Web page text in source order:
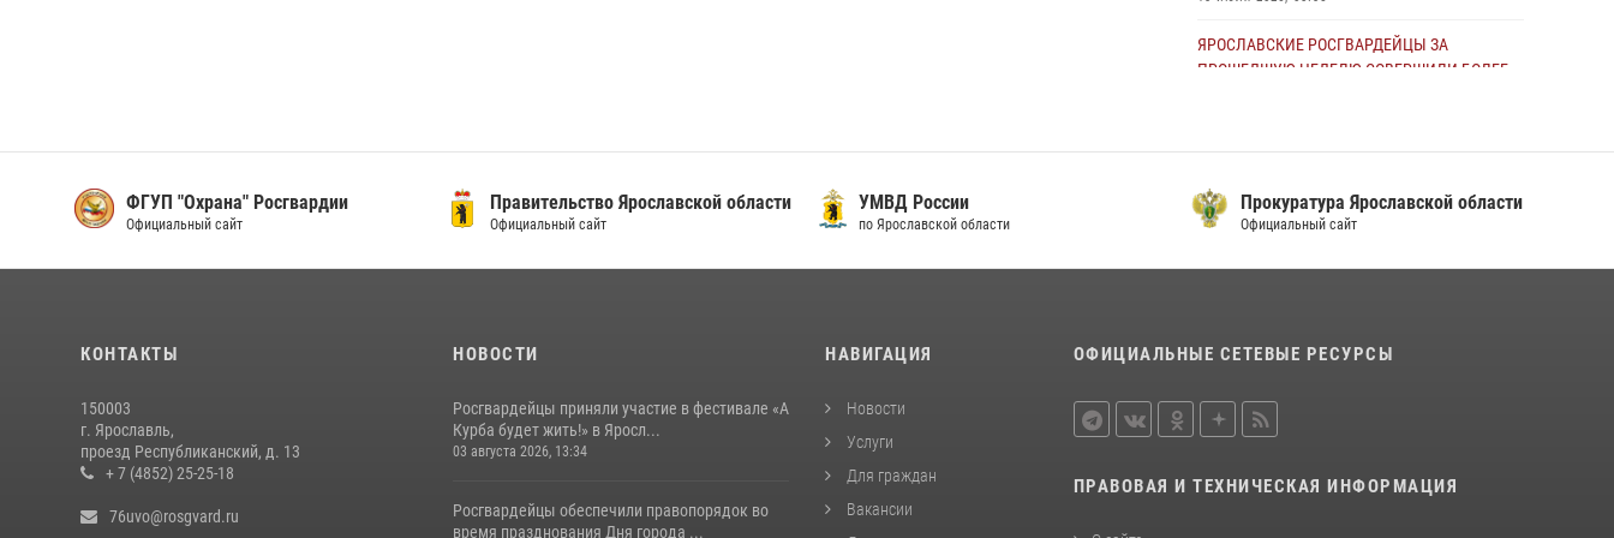
ЯРОСЛАВСКИЕ РОСГВАРДЕЙЦЫ ЗА
ПРОШЕДШУЮ НЕДЕЛЮ СОВЕРШИЛИ БОЛЕЕ
женщине во время празднования Дня ВДВ в
Ярославле
300 ВЫЕЗДОВ ПО СИГНАЛАМ «ТРЕВОГА»
Росгвардейцы оказали помощь
Ярославле
ФГУП "Охрана" Росгвардии
Официальный сайт
Правительство Ярославской области
Официальный сайт
УМВД России
по Ярославской области
Прокуратура Ярославской области
Официальный сайт
КОНТАКТЫ
150003
г. Ярославль,
проезд Республиканский, д. 13
+ 7 (4852) 25-25-18
76uvo@rosgvard.ru
НОВОСТИ
Росгвардейцы приняли участие в фестивале «А
Курба будет жить!» в Яросл...
03 августа 2026, 13:34
Росгвардейцы обеспечили правопорядок во
время празднования Дня города ...
НАВИГАЦИЯ
Новости
Услуги
Для граждан
Вакансии
ОФИЦИАЛЬНЫЕ СЕТЕВЫЕ РЕСУРСЫ
ПРАВОВАЯ И ТЕХНИЧЕСКАЯ ИНФОРМАЦИЯ